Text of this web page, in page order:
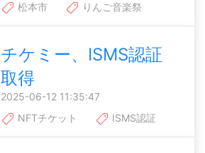
松本市 りんご音楽祭
チケミー、ISMS認証
取得
2025-06-12 11:35:47
NFTチケット ISMS認証